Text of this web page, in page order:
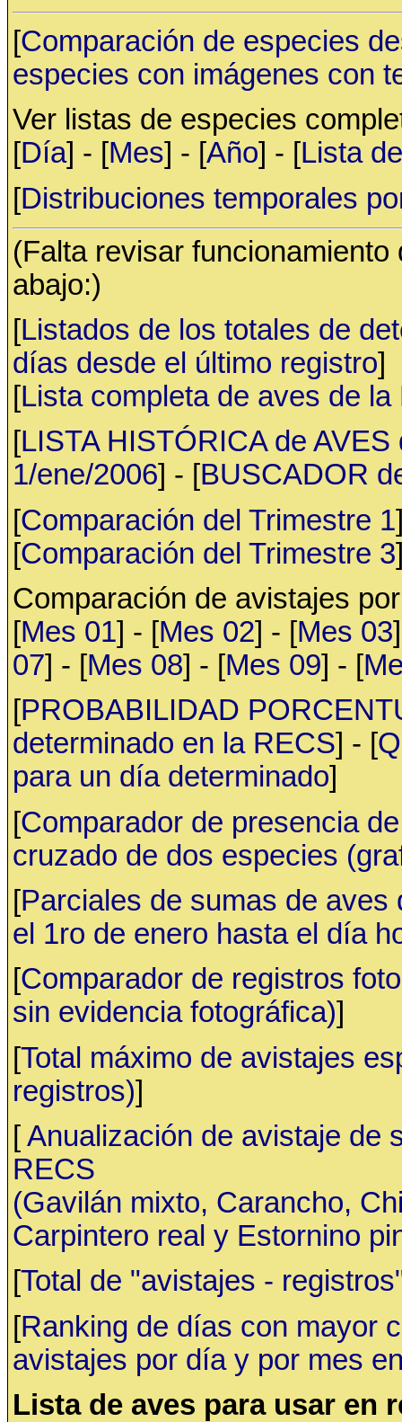
[Comparación de especies
especies con imágenes con
Ver listas de especies
[Día] - [Mes] - [Año] - [Lista
[Distribuciones temporales
(Falta revisar
abajo:)
[Listados de los totales de
días desde el último registro]
[Lista completa de aves de
[LISTA HISTÓRICA de
1/ene/2006] - [BUSCADOR
[Comparación del Trimestre 1
[Comparación del Trimestre 3
Comparación de avistajes
[Mes 01] - [Mes 02] - [Mes 03
07] - [Mes 08] - [Mes 09] - [
[PROBABILIDAD
determinado en la RECS] - [
para un día determinado]
[Comparador de presencia
cruzado de dos especies
[Parciales de sumas de
el 1ro de enero hasta el día
[Comparador de registros
sin evidencia fotográfica)]
[Total máximo de avistajes
registros)]
[Anualización de avistaje de
RECS
(Gavilán mixto, Carancho,
Carpintero real y Estornino
[Total de "avistajes -
[Ranking de días con mayor
avistajes por día y por mes
Lista de aves para usar en